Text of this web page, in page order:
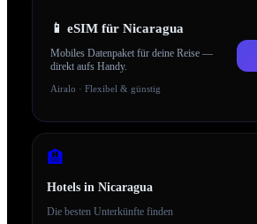
📱 eSIM für Nicaragua
Mobiles Datenpaket für deine Reise —
direkt aufs Handy.
Airalo · Flexibel & günstig
🏨
Hotels in Nicaragua
Die besten Unterkünfte finden